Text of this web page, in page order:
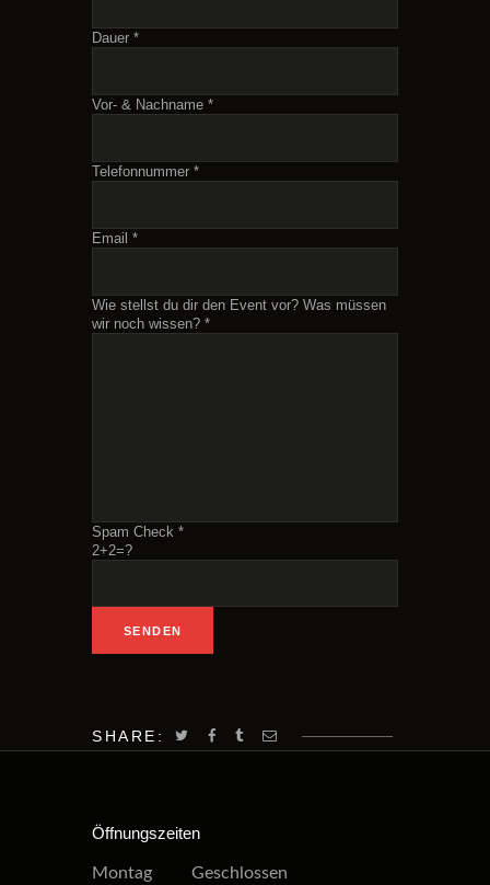
Dauer *
Vor- & Nachname *
Telefonnummer *
Email *
Wie stellst du dir den Event vor? Was müssen
wir noch wissen? *
Spam Check *
2+2=?
SHARE:
Öffnungszeiten
Montag Geschlossen